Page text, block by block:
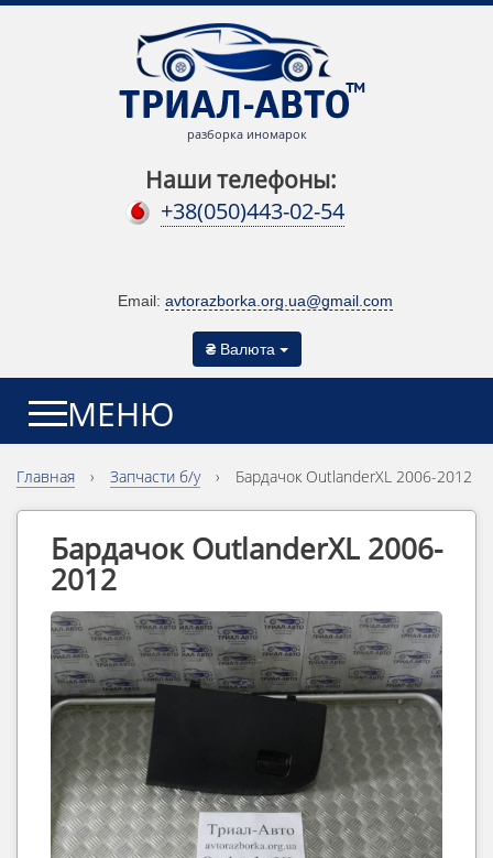
разборка иномарок
Наши телефоны:
+38(050)443-02-54
Email: avtorazborka.org.ua@gmail.com
₴ Валюта
МЕНЮ
Главная › Запчасти б/у › Бардачок OutlanderXL 2006-2012
Бардачок OutlanderXL 2006-
2012